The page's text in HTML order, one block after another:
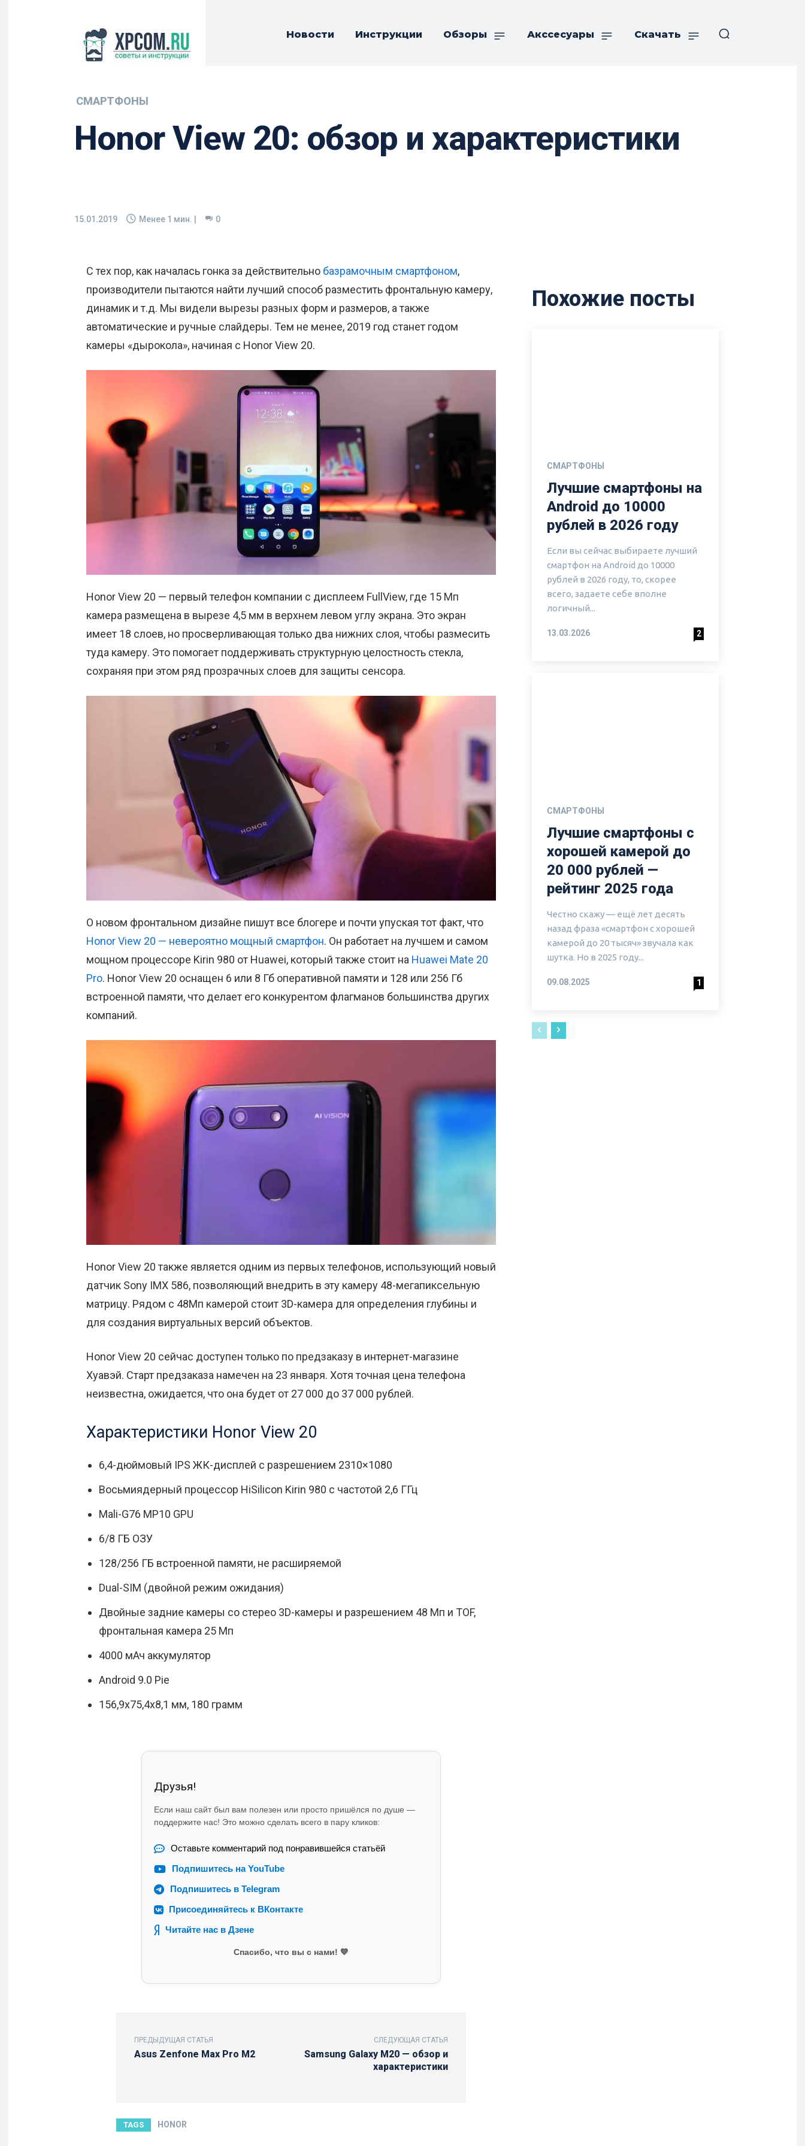
Новости Инструкции Обзоры Акссесуары Скачать
СМАРТФОНЫ
Honor View 20: обзор и характеристики
15.01.2019 Менее 1 мин. | 0
С тех пор, как началась гонка за действительно базрамочным смартфоном,
производители пытаются найти лучший способ разместить фронтальную камеру,
динамик и т.д. Мы видели вырезы разных форм и размеров, а также
автоматические и ручные слайдеры. Тем не менее, 2019 год станет годом
камеры «дырокола», начиная с Honor View 20.
Honor View 20 — первый телефон компании с дисплеем FullView, где 15 Мп
камера размещена в вырезе 4,5 мм в верхнем левом углу экрана. Это экран
имеет 18 слоев, но просверливающая только два нижних слоя, чтобы размесить
туда камеру. Это помогает поддерживать структурную целостность стекла,
сохраняя при этом ряд прозрачных слоев для защиты сенсора.
О новом фронтальном дизайне пишут все блогере и почти упуская тот факт, что
Honor View 20 — невероятно мощный смартфон. Он работает на лучшем и самом
мощном процессоре Kirin 980 от Huawei, который также стоит на Huawei Mate 20
Pro. Honor View 20 оснащен 6 или 8 Гб оперативной памяти и 128 или 256 Гб
встроенной памяти, что делает его конкурентом флагманов большинства других
компаний.
Honor View 20 также является одним из первых телефонов, использующий новый
датчик Sony IMX 586, позволяющий внедрить в эту камеру 48-мегапиксельную
матрицу. Рядом с 48Мп камерой стоит 3D-камера для определения глубины и
для создания виртуальных версий объектов.
Honor View 20 сейчас доступен только по предзаказу в интернет-магазине
Хуавэй. Старт предзаказа намечен на 23 января. Хотя точная цена телефона
неизвестна, ожидается, что она будет от 27 000 до 37 000 рублей.
Характеристики Honor View 20
6,4-дюймовый IPS ЖК-дисплей с разрешением 2310×1080
Восьмиядерный процессор HiSilicon Kirin 980 с частотой 2,6 ГГц
Mali-G76 MP10 GPU
6/8 ГБ ОЗУ
128/256 ГБ встроенной памяти, не расширяемой
Dual-SIM (двойной режим ожидания)
Двойные задние камеры со стерео 3D-камеры и разрешением 48 Мп и TOF,
фронтальная камера 25 Мп
4000 мАч аккумулятор
Android 9.0 Pie
156,9х75,4х8,1 мм, 180 грамм
Друзья!
Если наш сайт был вам полезен или просто пришёлся по душе —
поддержите нас! Это можно сделать всего в пару кликов:
Оставьте комментарий под понравившейся статьёй
Подпишитесь на YouTube
Подпишитесь в Telegram
Присоединяйтесь к ВКонтакте
Читайте нас в Дзене
Спасибо, что вы с нами! 💙
ПРЕДЫДУЩАЯ СТАТЬЯ
Asus Zenfone Max Pro M2
СЛЕДУЮЩАЯ СТАТЬЯ
Samsung Galaxy M20 — обзор и
характеристики
TAGS HONOR
Похожие посты
СМАРТФОНЫ
Лучшие смартфоны на
Android до 10000
рублей в 2026 году
Если вы сейчас выбираете лучший
смартфон на Android до 10000
рублей в 2026 году, то, скорее
всего, задаете себе вполне
логичный...
13.03.2026 2
СМАРТФОНЫ
Лучшие смартфоны с
хорошей камерой до
20 000 рублей —
рейтинг 2025 года
Честно скажу — ещё лет десять
назад фраза «смартфон с хорошей
камерой до 20 тысяч» звучала как
шутка. Но в 2025 году...
09.08.2025 1